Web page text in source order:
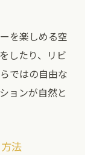
を楽しめる空
したり、リビ
ではの自由な
ョンが自然と
法